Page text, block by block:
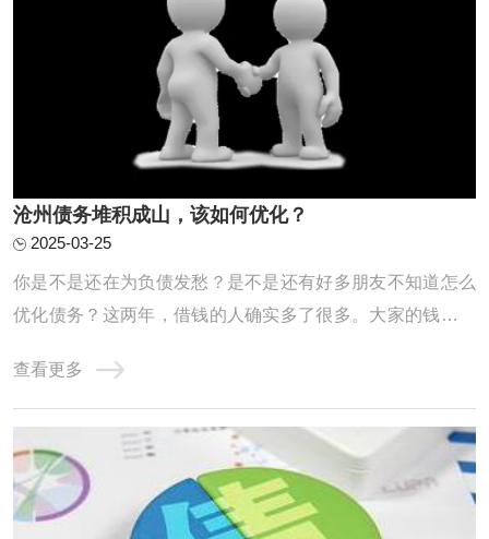
沧州债务堆积成山，该如何优化？
2025-03-25
你是不是还在为负债发愁？是不是还有好多朋友不知道怎么
优化债务？这两年，借钱的人确实多了很多。大家的钱包都
用卡透支、查询频繁、逾期不断，其实这些问题都是因为这
两年收入缩水，导致房贷车贷压得人喘不过气，只能靠网贷
和信用卡拆东墙补西墙，结果征信记录也变得 ...
查看更多